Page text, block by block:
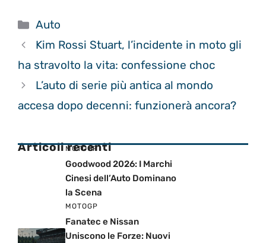
Categorie
Auto
Kim Rossi Stuart, l’incidente in moto gli
ha stravolto la vita: confessione choc
L’auto di serie più antica al mondo
accesa dopo decenni: funzionerà ancora?
Articoli recenti
MOTOGP
Goodwood 2026: I Marchi
Cinesi dell’Auto Dominano
la Scena
MOTOGP
Fanatec e Nissan
Uniscono le Forze: Nuovi